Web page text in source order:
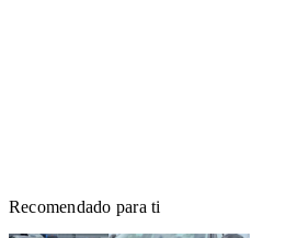
Recomendado para ti